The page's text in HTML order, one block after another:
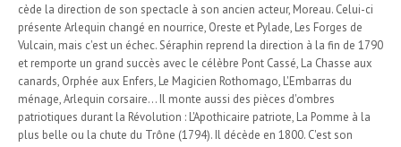
cède la direction de son spectacle à son ancien acteur, Moreau. Celui-ci
présente Arlequin changé en nourrice, Oreste et Pylade, Les Forges de
Vulcain, mais c'est un échec. Séraphin reprend la direction à la fin de 1790
et remporte un grand succès avec le célèbre Pont Cassé, La Chasse aux
canards, Orphée aux Enfers, Le Magicien Rothomago, L'Embarras du
ménage, Arlequin corsaire... Il monte aussi des pièces d'ombres
patriotiques durant la Révolution : L'Apothicaire patriote, La Pomme à la
plus belle ou la chute du Trône (1794). Il décède en 1800. C'est son